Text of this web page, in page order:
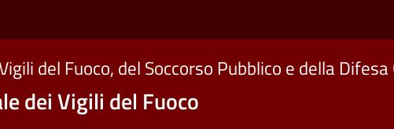
del Fuoco, del Soccorso Pubblico e della Difesa
dei Vigili del Fuoco